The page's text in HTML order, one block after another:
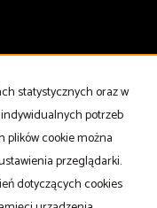
statystycznych oraz w
potrzeb
plików cookie można
przeglądarki.
dotyczących cookies